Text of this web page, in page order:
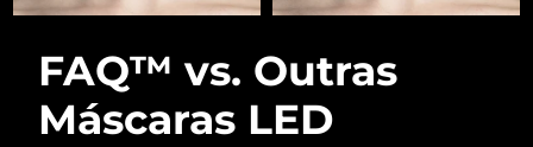
FAQ™ vs. Outras
Máscaras LED